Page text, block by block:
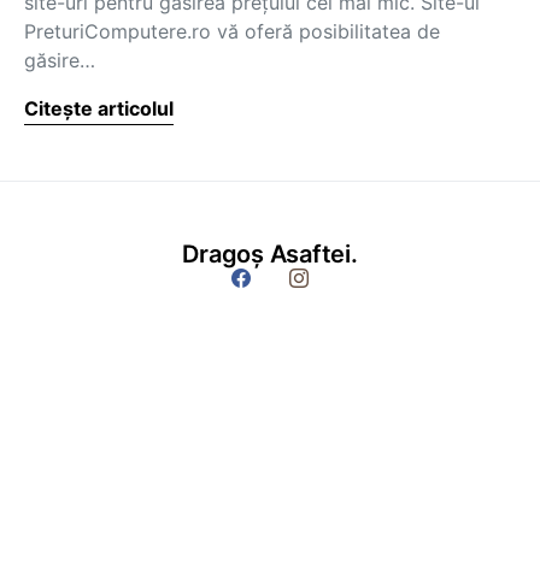
PreturiComputere.ro vă oferă posibilitatea de
găsire…
Citește articolul
Dragoș Asaftei.